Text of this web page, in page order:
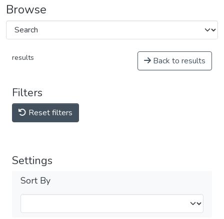
Browse
results Back to results
Filters
Reset filters
Settings
Sort By